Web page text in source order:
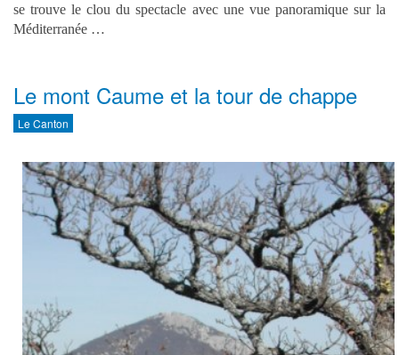
se trouve le clou du spectacle avec une vue panoramique sur la
Méditerranée …
Le mont Caume et la tour de chappe
Le Canton